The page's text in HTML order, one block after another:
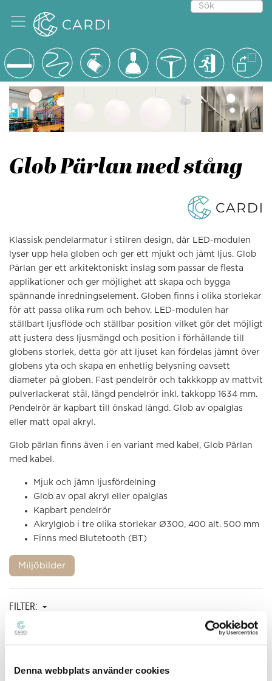
Denna webbplats använder cookies
Glob Pärlan med stång
Klassisk pendelarmatur i stilren design, där LED-modulen
lyser upp hela globen och ger ett mjukt och jämt ljus. Glob
Pärlan ger ett arkitektoniskt inslag som passar de flesta
applikationer och ger möjlighet att skapa och bygga
spännande inredningselement. Globen finns i olika storlekar
för att passa olika rum och behov. LED-modulen har
ställbart ljusflöde och ställbar position vilket gör det möjligt
att justera dess ljusmängd och position i förhållande till
globens storlek, detta gör att ljuset kan fördelas jämnt över
globens yta och skapa en enhetlig belysning oavsett
diameter på globen. Fast pendelrör och takkkopp av mattvit
pulverlackerat stål, längd pendelrör inkl. takkopp 1634 mm.
Pendelrör är kapbart till önskad längd. Glob av opalglas
eller matt opal akryl.
Glob pärlan finns även i en variant med kabel, Glob Pärlan
med kabel.
Mjuk och jämn ljusfördelning
Glob av opal akryl eller opalglas
Kapbart pendelrör
Akrylglob i tre olika storlekar Ø300, 400 alt. 500 mm
Finns med Blutetooth (BT)
Miljöbilder
FILTER:
Material Kupa/Kåpa
Dimmer med tryckknapp